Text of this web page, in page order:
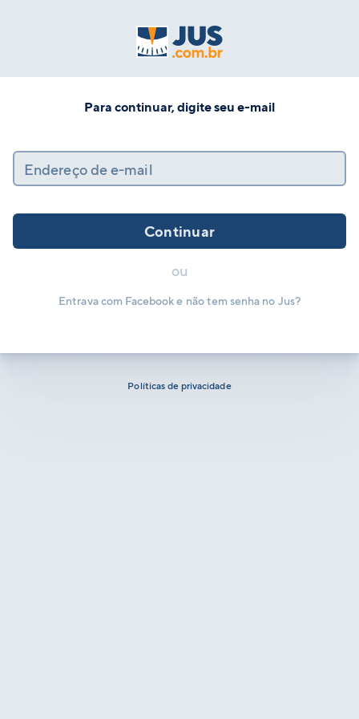
Para continuar, digite seu e-mail
Endereço de e-mail
Continuar
ou
Entrava com Facebook e não tem senha no Jus?
Políticas de privacidade